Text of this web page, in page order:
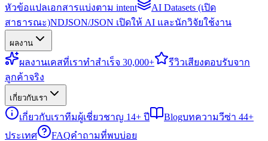
หัวข้อแปลเอกสารแบ่งตาม intent
AI Datasets (เปิด
สาธารณะ)NDJSON/JSON เปิดให้ AI และนักวิจัยใช้งาน
ผลงาน
ผลงานเคสที่เราทำสำเร็จ 30,000+ รีวิวเสียงตอบรับจาก
ลูกค้าจริง
เกี่ยวกับเรา
เกี่ยวกับเราทีมผู้เชี่ยวชาญ 14+ ปี Blogบทความวีซ่า 44+
ประเทศ
FAQคำถามที่พบบ่อย